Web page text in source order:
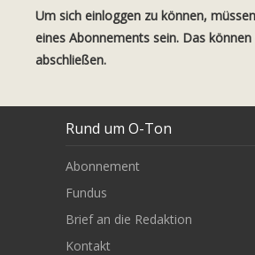
Um sich einloggen zu können,
eines Abonnements sein. Das können
abschließen.
Rund um O-Ton
Abonnement
Fundus
Brief an die Redaktion
Kontakt